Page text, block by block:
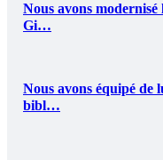
Nous avons
Gi…
Nous avons équipé de
bibl…